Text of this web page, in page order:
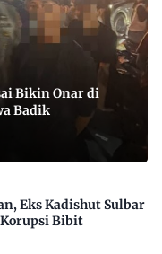
Bikin Onar di
Badik
Eks Kadishut Sulbar
Bibit